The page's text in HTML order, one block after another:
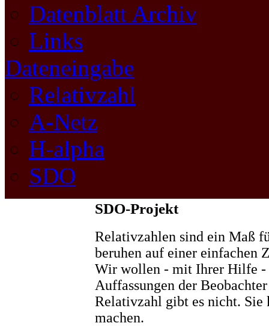
Datenblatt Archiv
Links
Dateneingabe
Relativzahl
A-Netz
H-alpha
SDO
SDO-Projekt
Relativzahlen sind ein Maß
beruhen auf einer einfachen
Wir wollen - mit Ihrer Hilfe -
Auffassungen der
Relativzahl gibt es nicht. Sie
machen.